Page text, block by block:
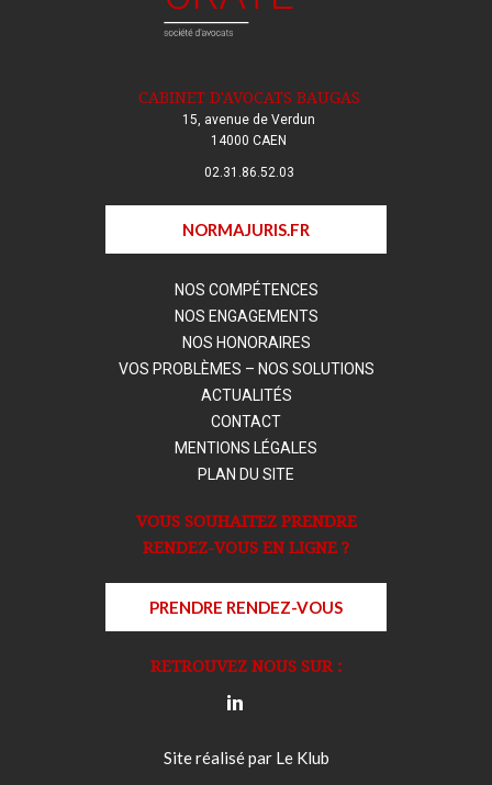
CABINET D'AVOCATS BAUGAS
15, avenue de Verdun
14000 CAEN
02.31.86.52.03
NORMAJURIS.FR
NOS COMPÉTENCES
NOS ENGAGEMENTS
NOS HONORAIRES
VOS PROBLÈMES – NOS SOLUTIONS
ACTUALITÉS
CONTACT
MENTIONS LÉGALES
PLAN DU SITE
VOUS SOUHAITEZ PRENDRE
RENDEZ-VOUS EN LIGNE ?
PRENDRE RENDEZ-VOUS
RETROUVEZ NOUS SUR :
Site réalisé par Le Klub